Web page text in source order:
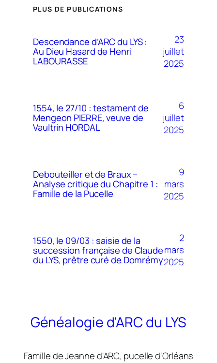
PLUS DE PUBLICATIONS
Descendance d’ARC du LYS :
Au Dieu Hasard de Henri
LABOURASSE
23
juillet
2025
1554, le 27/10 : testament de
Mengeon PIERRE, veuve de
Vaultrin HORDAL
6
juillet
2025
Debouteiller et de Braux –
Analyse critique du Chapitre 1 :
Famille de la Pucelle
9
mars
2025
1550, le 09/03 : saisie de la
succession française de Claude
du LYS, prêtre curé de Domrémy
2
mars
2025
Généalogie d'ARC du LYS
Famille de Jeanne d'ARC, pucelle d'Orléans